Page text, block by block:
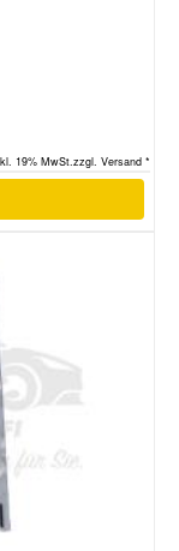
19% MwSt.zzgl. Versand *